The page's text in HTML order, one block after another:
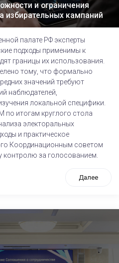
и ограничения
избирательных кампаний
палате РФ эксперты
подходы применимы к
границы их использования.
тому, что формально
значений требуют
наблюдателей,
локальной специфики.
по итогам круглого стола
электоральных
и практическое
Координационным советом
за голосованием.
Далее